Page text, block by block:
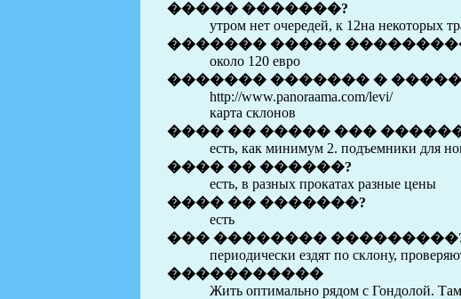
����� �������?
утром нет очередей, к 12на некоторых
������� �����
около 120 евро
������� ������� �
http://www.panoraama.com/levi/
карта склонов
���� �� ����� ���
есть, как минимум 2. подъемники для
���� �� ������?
есть, в разных прокатах разные цены
���� �� �������?
есть
��� ��������
периодически ездят по склону,
�����������
Жить оптимально рядом с Гондолой.